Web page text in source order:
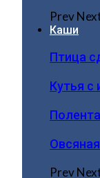
Prev
Каши
Птица
Кутья
Prev